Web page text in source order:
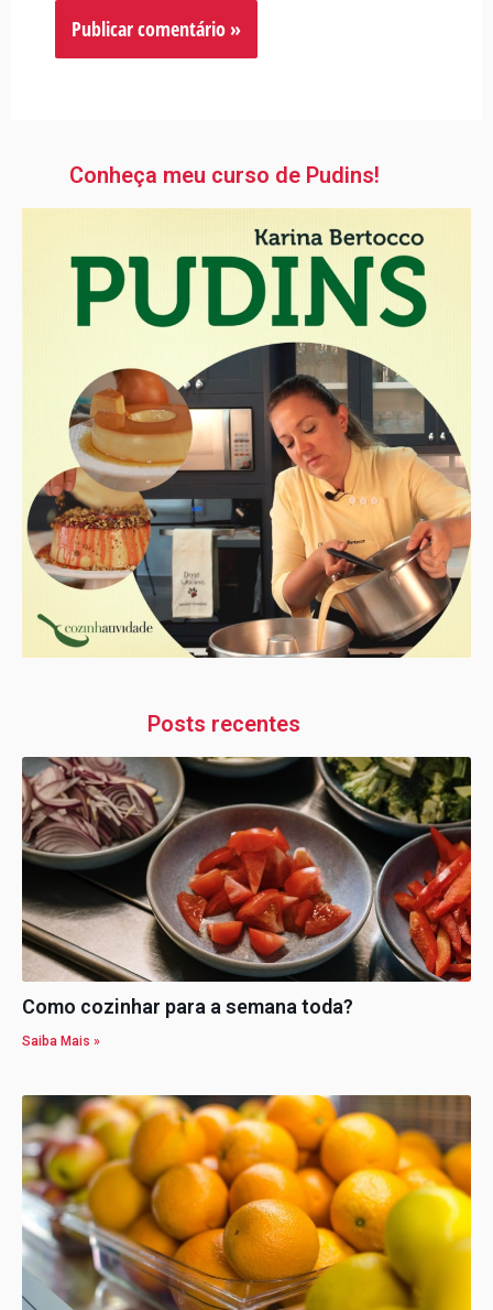
Conheça meu curso de Pudins!
Posts recentes
Como cozinhar para a semana toda?
Saiba Mais »